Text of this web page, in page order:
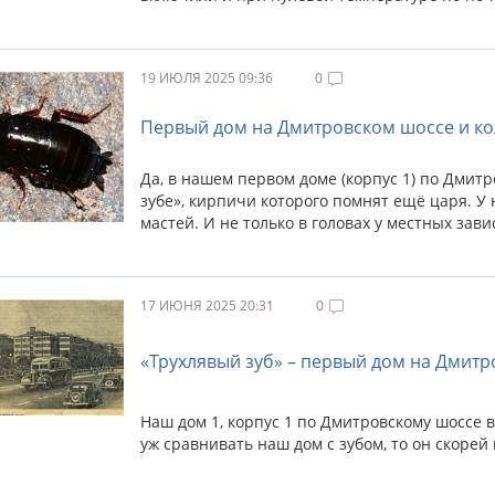
19 ИЮЛЯ 2025 09:36 0
Первый дом на Дмитровском шоссе и
Да, в нашем первом доме (корпус 1) по
зубе», кирпичи которого помнят ещё царя.
мастей. И не только в головах у местных
17 ИЮНЯ 2025 20:31 0
«Трухлявый зуб» – первый дом на
Наш дом 1, корпус 1 по Дмитровскому шоссе
уж сравнивать наш дом с зубом, то он скорей